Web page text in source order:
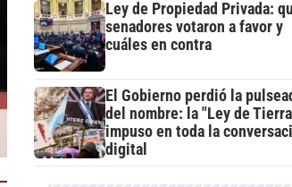
Ley de Propiedad Privada:
senadores votaron a favor y
cuáles en contra
El Gobierno perdió la
del nombre: la "Ley de
impuso en toda la
digital